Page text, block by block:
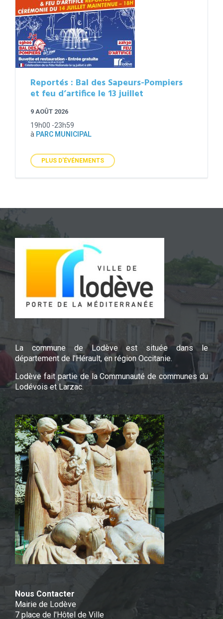
Reportés : Bal des Sapeurs-Pompiers
et feu d’artifice le 13 juillet
9 AOÛT 2026
19h00 -23h59
à PARC MUNICIPAL
PLUS D'ÉVÉNEMENTS
La commune de Lodève est située dans le
département de l'Hérault, en région Occitanie.
Lodève fait partie de la Communauté de communes du
Lodévois et Larzac.
Nous Contacter
Mairie de Lodève
7 place de l'Hôtel de Ville